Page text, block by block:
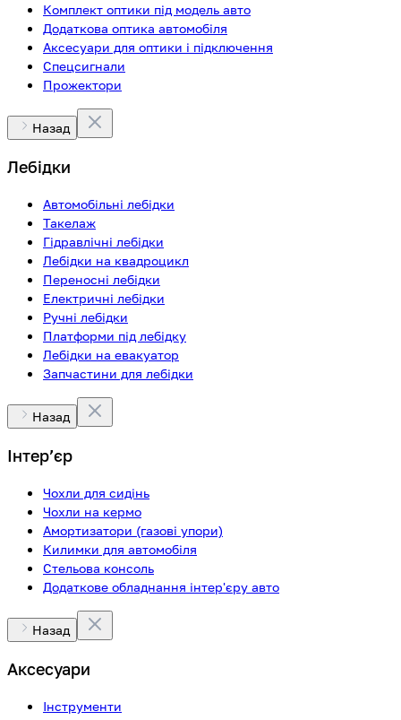
Комплект оптики під модель авто
Додаткова оптика автомобіля
Аксесуари для оптики і підключення
Спецсигнали
Прожектори
Назад
Лебідки
Автомобільні лебідки
Такелаж
Гідравлічні лебідки
Лебідки на квадроцикл
Переносні лебідки
Електричні лебідки
Ручні лебідки
Платформи під лебідку
Лебідки на евакуатор
Запчастини для лебідки
Назад
Інтерʼєр
Чохли для сидінь
Чохли на кермо
Амортизатори (газові упори)
Килимки для автомобіля
Стельова консоль
Додаткове обладнання інтер'єру авто
Назад
Аксесуари
Інструменти